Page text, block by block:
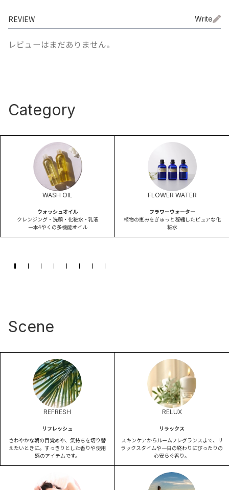
REVIEW Write
レビューはまだありません。
Category
WASH OIL
ウォッシュオイル
クレンジング・洗顔・化粧水・乳液
一本4やくの多機能オイル
FLOWER WATER
フラワーウォーター
植物の恵みをぎゅっと凝縮したピュアな化
粧水
Scene
REFRESH
リフレッシュ
さわやかな朝の目覚めや、気持ちを切り替
えたいときに。すっきりとした香りや使用
感のアイテムです。
RELUX
リラックス
スキンケアからルームフレグランスまで、リ
ラックスタイムや一日の終わりにぴったりの
心安らぐ香り。